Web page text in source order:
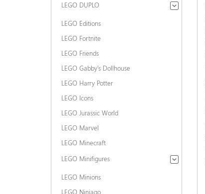
LEGO DUPLO
LEGO Editions
LEGO Fortnite
LEGO Friends
LEGO Gabby's Dollhouse
LEGO Harry Potter
LEGO Icons
LEGO Jurassic World
LEGO Marvel
LEGO Minecraft
LEGO Minifigures
LEGO Minions
LEGO Ninjago